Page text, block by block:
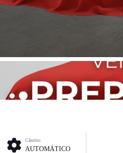
Câmbio
AUTOMÁTICO